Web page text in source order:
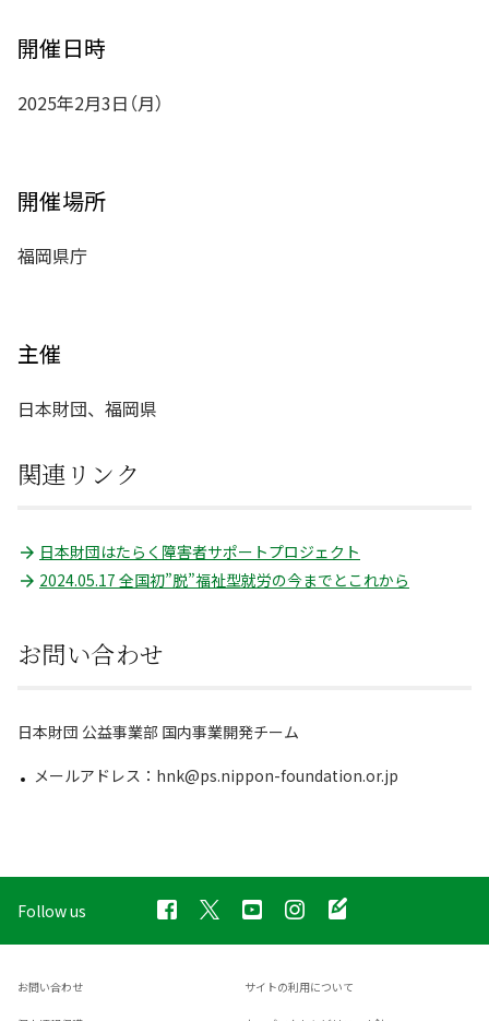
開催日時
2025年2月3日（月）
開催場所
福岡県庁
主催
日本財団、福岡県
関連リンク
日本財団はたらく障害者サポートプロジェクト
2024.05.17 全国初”脱”福祉型就労の今までとこれから
お問い合わせ
日本財団 公益事業部 国内事業開発チーム
メールアドレス：hnk@ps.nippon-foundation.or.jp
Follow us
お問い合わせ サイトの利用について